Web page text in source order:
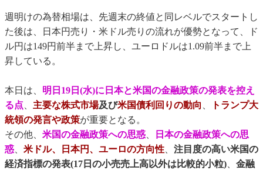
週明けの為替相場は、先週末の終値と同レベルでスタートし
た後は、日本円売り・米ドル売りの流れが優勢となって、ド
ル円は149円前半まで上昇し、ユーロドルは1.09前半まで上
昇している。
本日は、 明日19日(水)に日本と米国の金融政策の発表を控え
る点、 主要な株式市場及び米国債利回りの動向 、
トランプ大
統領の発言や政策が重要となる。
その他、 米国の金融政策への思惑、
日本の金融政策への思
惑、 米ドル、日本円、ユーロの方向性、 注目度の高い米国の
経済指標の発表(17日の小売売上高以外は比較的小粒)、 金融